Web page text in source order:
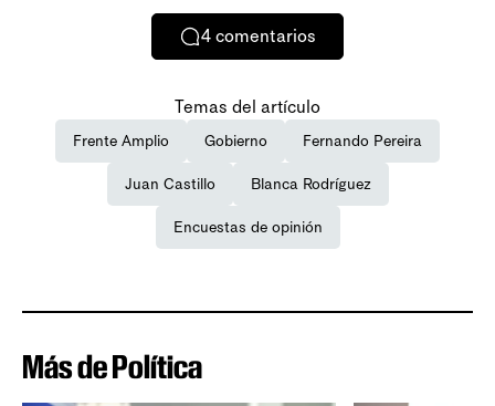
4 comentarios
Temas del artículo
Frente Amplio Gobierno Fernando Pereira
Juan Castillo Blanca Rodríguez
Encuestas de opinión
Más de Política